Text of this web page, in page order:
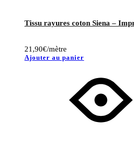
Tissu rayures coton Siena –
21,90€/mètre
Ajouter au panier